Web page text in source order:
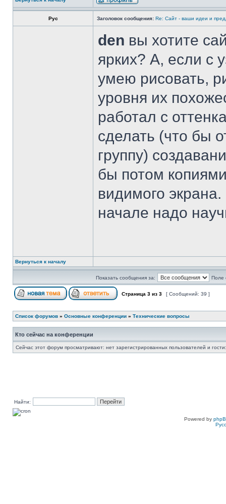
Рус Заголовок сообщения: Re: Сайт - ваши идеи и
den вы хотите
ярких? А, если с
умею рисовать,
уровня их
работал с
сделать (что бы
группу)
бы потом
видимого
начале надо
Вернуться к началу
Показать сообщения за: Поле
Страница 3 из 3 [ Сообщений: 39 ]
Список форумов » Основные конференции » Технические вопросы
Кто сейчас на конференции
Сейчас этот форум просматривают: нет зарегистрированных пользователей и
Найти:
Powered by